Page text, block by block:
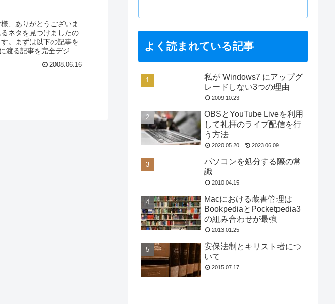
、ありがとうございま
ネタを見つけましたの
。まずは以下の記事を
渡る記事を完全デジタ
2008.06.16
よく読まれている記事
私が Windows7 にアップグ
レードしない3つの理由
2009.10.23
OBSとYouTube Liveを利用
して礼拝のライブ配信を行
う方法
2020.05.20 2023.06.09
パソコンを処分する際の常
識
2010.04.15
Macにおける蔵書管理は
BookpediaとPocketpedia3
の組み合わせが最強
2013.01.25
安保法制とキリスト者につ
いて
2015.07.17